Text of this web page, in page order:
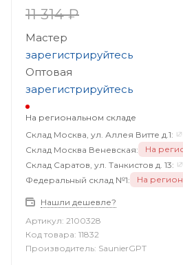
11 314 ₽
Мастер
зарегистрируйтесь
Оптовая
зарегистрируйтесь
На региональном складе
Склад Москва, ул. Аллея Витте д.1:
Склад Москва Веневская:
На
Склад Саратов, ул. Танкистов д. 13:
Федеральный склад №1:
На
Нашли дешевле?
Артикул: 2100328
Код товара: 11832
Производитель: SaunierGPT